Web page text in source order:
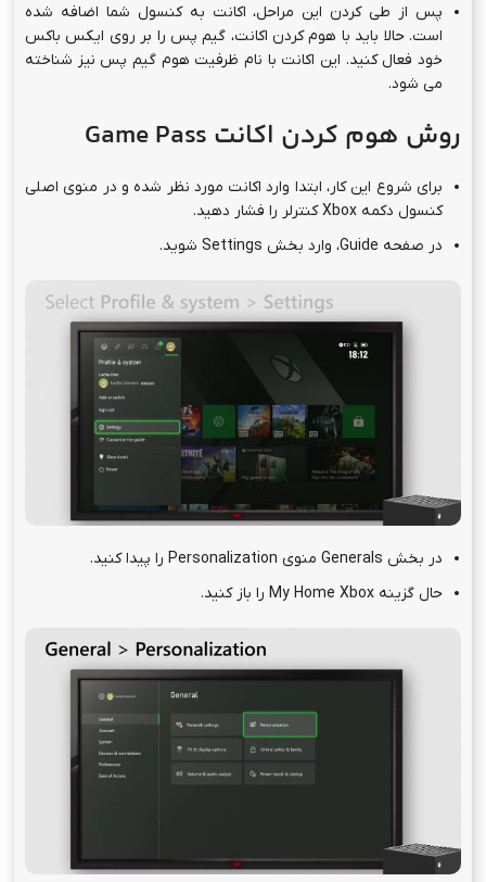
پس از طی کردن این مراحل، اکانت به کنسول شما اضافه شده
است. حالا باید با هوم کردن اکانت، گیم پس را بر روی ایکس باکس
خود فعال کنید. این اکانت با نام ظرفیت هوم گیم پس نیز شناخته
می شود.
روش هوم کردن اکانت Game Pass
برای شروع این کار، ابتدا وارد اکانت مورد نظر شده و در منوی اصلی
کنسول دکمه Xbox کنترلر را فشار دهید.
در صفحه Guide، وارد بخش Settings شوید.
در بخش Generals منوی Personalization را پیدا کنید.
حال گزینه My Home Xbox را باز کنید.